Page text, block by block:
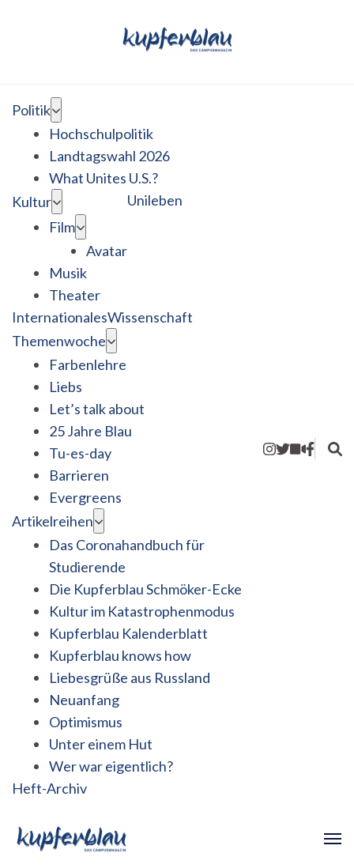
Politik
Hochschulpolitik
Landtagswahl 2026
What Unites U.S.?
Kultur
Film
Avatar
Musik
Theater
Unileben
InternationalesWissenschaft
Themenwoche
Farbenlehre
Liebs
Let’s talk about
25 Jahre Blau
Tu-es-day
Barrieren
Evergreens
Artikelreihen
Das Coronahandbuch für
Studierende
Die Kupferblau Schmöker-Ecke
Kultur im Katastrophenmodus
Kupferblau Kalenderblatt
Kupferblau knows how
Liebesgrüße aus Russland
Neuanfang
Optimismus
Unter einem Hut
Wer war eigentlich?
Heft-Archiv